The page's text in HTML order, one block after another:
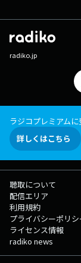
radiko.jp
ラジコプレミアム
詳しくはこちら
聴取について
配信エリア
利用規約
プライバシーポリシ
ライセンス情報
radiko news